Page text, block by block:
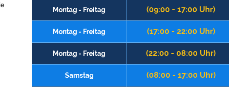
Montag - Freitag (09:00 - 17:00 Uhr)
Montag - Freitag (17:00 - 22:00 Uhr)
Montag - Freitag (22:00 - 08:00 Uhr)
Samstag (08:00 - 17:00 Uhr)